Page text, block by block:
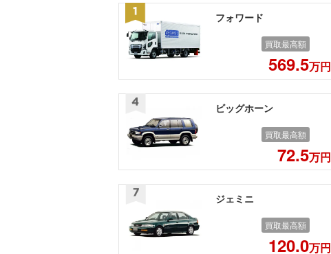
フォワード
買取最高額
569.5万円
ビッグホーン
買取最高額
72.5万円
ジェミニ
買取最高額
120.0万円